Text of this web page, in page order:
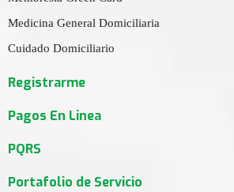
Medicina General Domiciliaria
Cuidado Domiciliario
Registrarme
Pagos En Linea
PQRS
Portafolio de Servicio